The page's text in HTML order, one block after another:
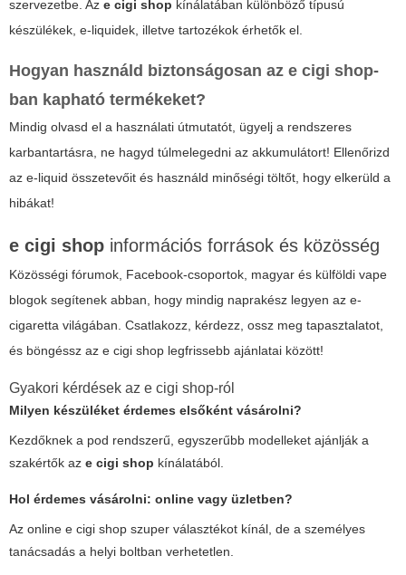
szervezetbe. Az e cigi shop kínálatában különböző típusú
készülékek, e-liquidek, illetve tartozékok érhetők el.
Hogyan használd biztonságosan az e cigi shop-
ban kapható termékeket?
Mindig olvasd el a használati útmutatót, ügyelj a rendszeres
karbantartásra, ne hagyd túlmelegedni az akkumulátort! Ellenőrizd
az e-liquid összetevőit és használd minőségi töltőt, hogy elkerüld a
hibákat!
e cigi shop információs források és közösség
Közösségi fórumok, Facebook-csoportok, magyar és külföldi vape
blogok segítenek abban, hogy mindig naprakész legyen az e-
cigaretta világában. Csatlakozz, kérdezz, ossz meg tapasztalatot,
és böngéssz az e cigi shop legfrissebb ajánlatai között!
Gyakori kérdések az e cigi shop-ról
Milyen készüléket érdemes elsőként vásárolni?
Kezdőknek a pod rendszerű, egyszerűbb modelleket ajánlják a
szakértők az e cigi shop kínálatából.
Hol érdemes vásárolni: online vagy üzletben?
Az online e cigi shop szuper választékot kínál, de a személyes
tanácsadás a helyi boltban verhetetlen.